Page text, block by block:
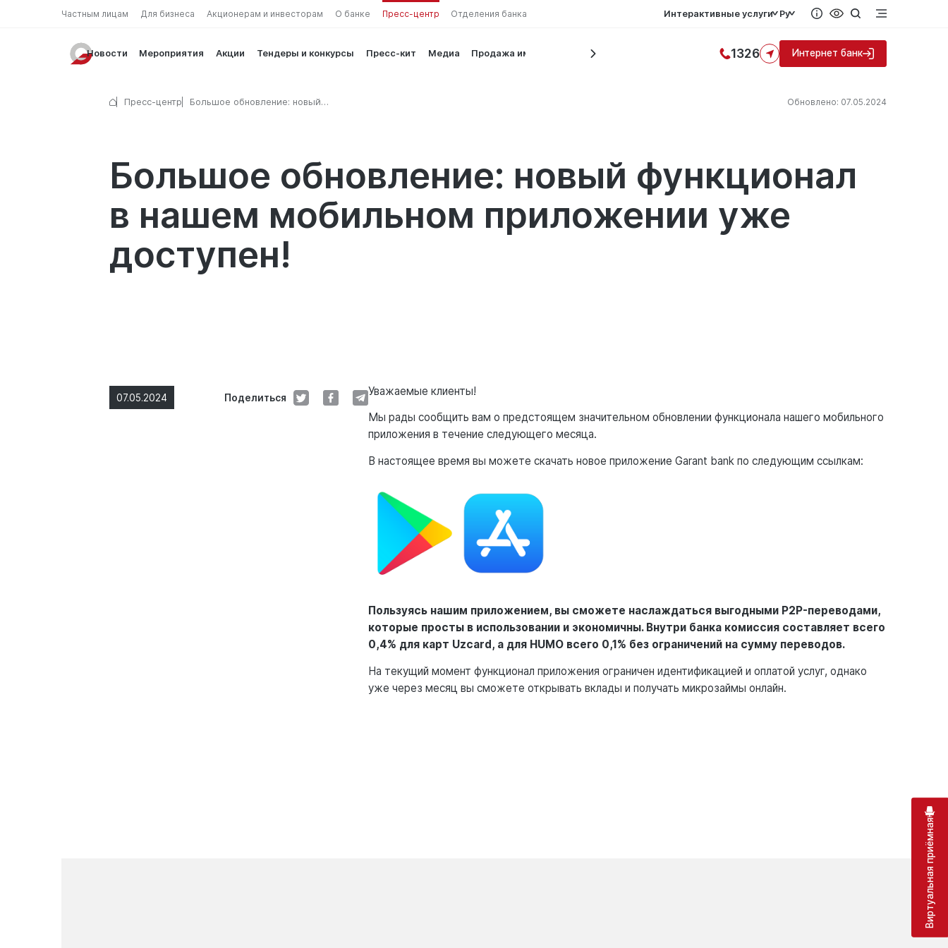
Частным лицам Для бизнеса Акционерам и инвесторам О банке Пресс-центр Отделения банка Интерактивные услуги Ру
Новости Мероприятия Акции Тендеры и конкурсы Пресс-кит Медиа Продажа имущества 1326 Интернет банк
Пресс-центр
Большое обновление: новый
Обновлено: 07.05.2024
Большое обновление: новый функционал
в нашем мобильном приложении уже
доступен!
07.05.2024 Поделиться
Уважаемые клиенты!
Мы рады сообщить вам о предстоящем значительном обновлении функционала нашего мобильного
приложения в течение следующего месяца.
В настоящее время вы можете скачать новое приложение Garant bank по следующим ссылкам:
Пользуясь нашим приложением, вы сможете наслаждаться выгодными P2P-переводами,
которые просты в использовании и экономичны. Внутри банка комиссия составляет всего
0,4% для карт Uzcard, а для HUMO всего 0,1% без ограничений на сумму переводов.
На текущий момент функционал приложения ограничен идентификацией и оплатой услуг, однако
уже через месяц вы сможете открывать вклады и получать микрозаймы онлайн.
Виртуальная приёмная